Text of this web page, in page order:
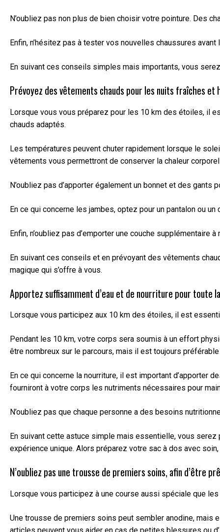
N’oubliez pas non plus de bien choisir votre pointure. Des
Enfin, n’hésitez pas à tester vos nouvelles chaussures
En suivant ces conseils simples mais importants, vous
Prévoyez des vêtements chauds pour les nuits fraîches et
Lorsque vous vous préparez pour les 10 km des étoiles, il
chauds adaptés.
Les températures peuvent chuter rapidement lorsque le
vêtements vous permettront de conserver la chaleur
N’oubliez pas d’apporter également un bonnet et des
En ce qui concerne les jambes, optez pour un pantalon ou
Enfin, n’oubliez pas d’emporter une couche
En suivant ces conseils et en prévoyant des vêtements
magique qui s’offre à vous.
Apportez suffisamment d’eau et de nourriture pour toute
Lorsque vous participez aux 10 km des étoiles, il est
Pendant les 10 km, votre corps sera soumis à un effort
être nombreux sur le parcours, mais il est toujours
En ce qui concerne la nourriture, il est important
fourniront à votre corps les nutriments nécessaires pour
N’oubliez pas que chaque personne a des besoins
En suivant cette astuce simple mais essentielle, vous
expérience unique. Alors préparez votre sac à dos avec
N’oubliez pas une trousse de premiers soins, afin d’être
Lorsque vous participez à une course aussi spéciale que
Une trousse de premiers soins peut sembler anodine, mais
articles peuvent vous aider en cas de petites blessures ou